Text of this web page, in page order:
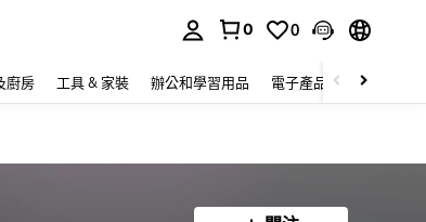
0 0
廚房 工具 & 家裝 辦公和學習用品 電子產品 玩具